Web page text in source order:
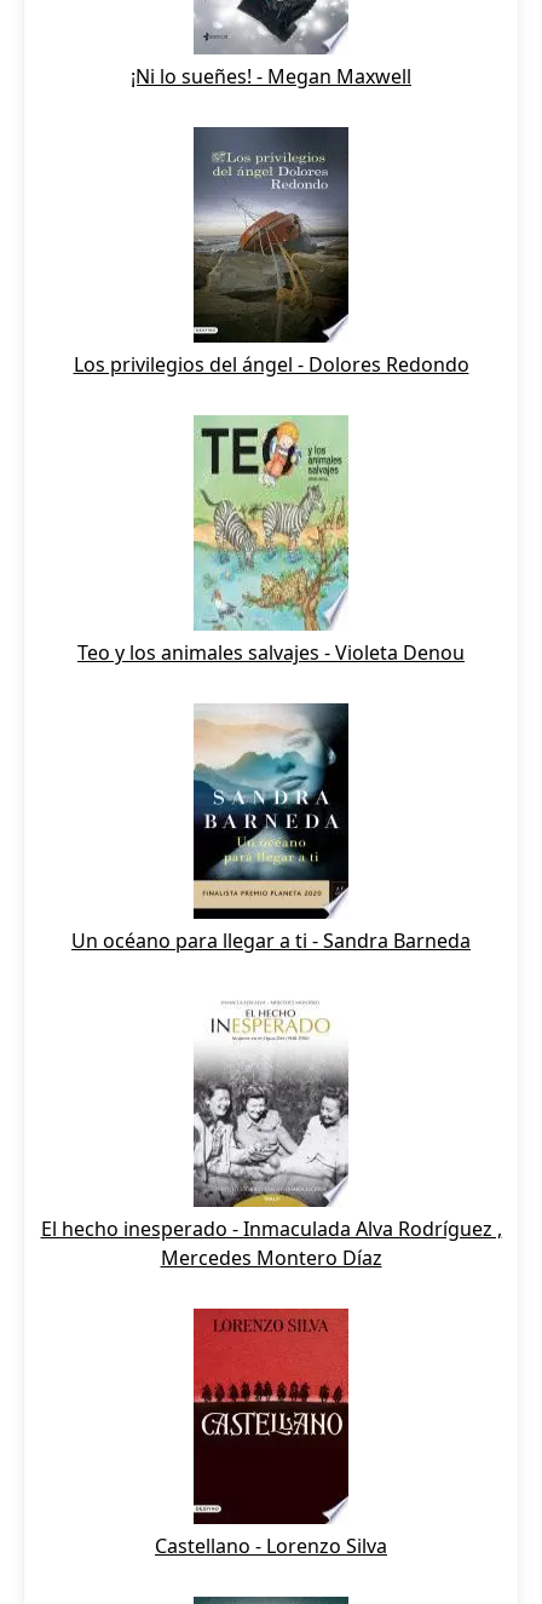
¡Ni lo sueñes! - Megan Maxwell
Los privilegios del ángel - Dolores Redondo
Teo y los animales salvajes - Violeta Denou
Un océano para llegar a ti - Sandra Barneda
El hecho inesperado - Inmaculada Alva Rodríguez ,
Mercedes Montero Díaz
Castellano - Lorenzo Silva